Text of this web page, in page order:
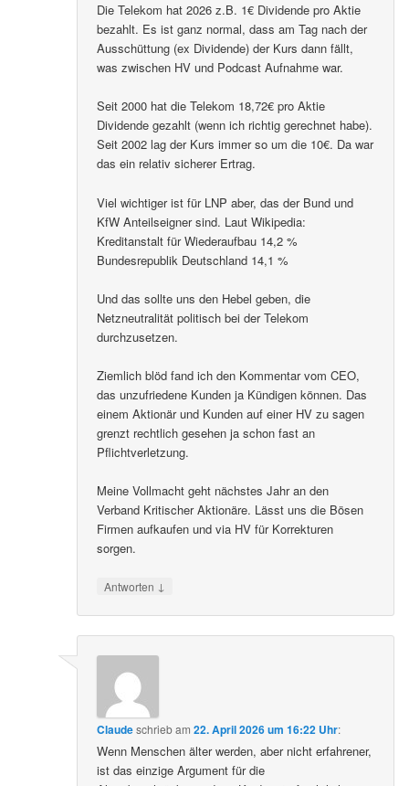
Die Telekom hat 2026 z.B. 1€ Dividende pro Aktie
bezahlt. Es ist ganz normal, dass am Tag nach der
Ausschüttung (ex Dividende) der Kurs dann fällt,
was zwischen HV und Podcast Aufnahme war.
Seit 2000 hat die Telekom 18,72€ pro Aktie
Dividende gezahlt (wenn ich richtig gerechnet habe).
Seit 2002 lag der Kurs immer so um die 10€. Da war
das ein relativ sicherer Ertrag.
Viel wichtiger ist für LNP aber, das der Bund und
KfW Anteilseigner sind. Laut Wikipedia:
Kreditanstalt für Wiederaufbau 14,2 %
Bundesrepublik Deutschland 14,1 %
Und das sollte uns den Hebel geben, die
Netzneutralität politisch bei der Telekom
durchzusetzen.
Ziemlich blöd fand ich den Kommentar vom CEO,
das unzufriedene Kunden ja Kündigen können. Das
einem Aktionär und Kunden auf einer HV zu sagen
grenzt rechtlich gesehen ja schon fast an
Pflichtverletzung.
Meine Vollmacht geht nächstes Jahr an den
Verband Kritischer Aktionäre. Lässt uns die Bösen
Firmen aufkaufen und via HV für Korrekturen
sorgen.
Antworten ↓
Claudeschriebam22. April 2026 um 16:22 Uhr:
Wenn Menschen älter werden, aber nicht erfahrener,
ist das einzige Argument für die